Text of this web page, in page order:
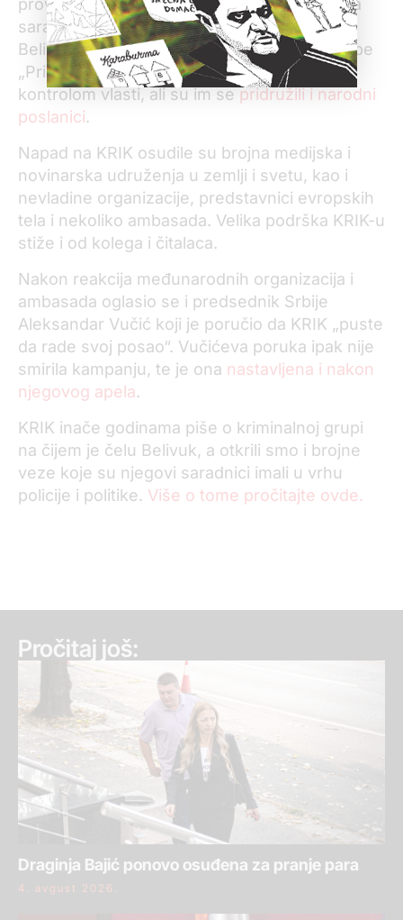
provladinih medija koji nas lažno optužuju da
sarađujemo sa nedavno uhapšenim Veljkom
Belivukom, vođom navijačko-kriminalne grupe
„Principi“. Kampanju su pokrenuli mediji pod
kontrolom vlasti, ali su im sepridružili i narodni
poslanici.
Napad na KRIK osudile su brojna medijska i
novinarska udruženja u zemlji i svetu, kao i
nevladine organizacije, predstavnici evropskih
tela i nekoliko ambasada. Velika podrška KRIK-u
stiže i od kolega i čitalaca.
Nakon reakcija međunarodnih organizacija i
ambasada oglasio se i predsednik Srbije
Aleksandar Vučić koji je poručio da KRIK „puste
da rade svoj posao“. Vučićeva poruka ipak nije
smirila kampanju, te je ona nastavljena i nakon
njegovog apela.
KRIK inače godinama piše o kriminalnoj grupi
na čijem je čelu Belivuk, a otkrili smo i brojne
veze koje su njegovi saradnici imali u vrhu
policije i politike. Više o tome pročitajte ovde.
Pročitaj još:
Draginja Bajić ponovo osuđena za pranje para
4. avgust 2026.